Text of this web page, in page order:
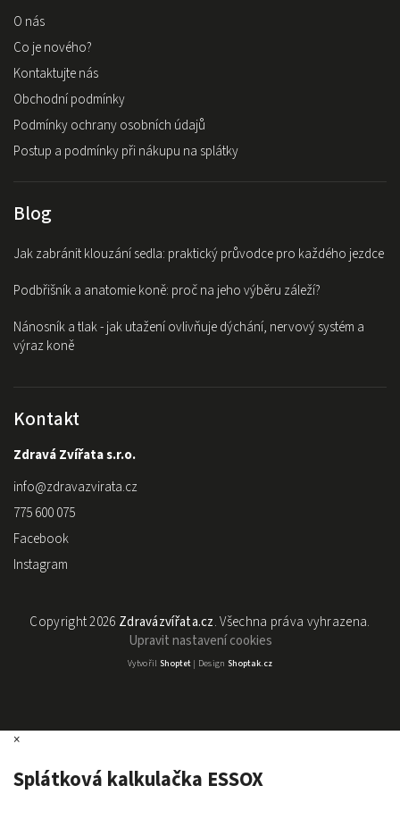
O nás
Co je nového?
Kontaktujte nás
Obchodní podmínky
Podmínky ochrany osobních údajů
Postup a podmínky při nákupu na splátky
Blog
Jak zabránit klouzání sedla: praktický průvodce pro každého jezdce
Podbřišník a anatomie koně: proč na jeho výběru záleží?
Nánosník a tlak - jak utažení ovlivňuje dýchání, nervový systém a
výraz koně
Kontakt
Zdravá Zvířata s.r.o.
info@zdravazvirata.cz
775 600 075
Facebook
Instagram
Copyright 2026 Zdravázvířata.cz. Všechna práva vyhrazena.
Upravit nastavení cookies
Vytvořil Shoptet| Design Shoptak.cz
×
Splátková kalkulačka ESSOX